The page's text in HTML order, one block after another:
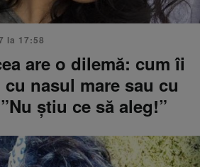
la 17:58
are o dilemă: cum îi
nasul mare sau cu
știu ce să aleg!”